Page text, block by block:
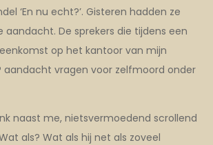
‘En nu echt?’. Gisteren hadden ze
aandacht. De sprekers die tijdens een
op het kantoor van mijn
aandacht vragen voor zelfmoord onder
naast me, nietsvermoedend scrollend
als? Wat als hij net als zoveel